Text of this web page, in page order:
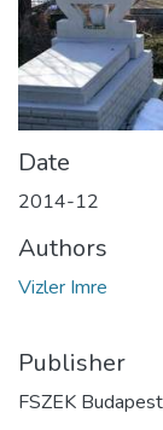
Date
2014-12
Authors
Vizler Imre
Publisher
FSZEK